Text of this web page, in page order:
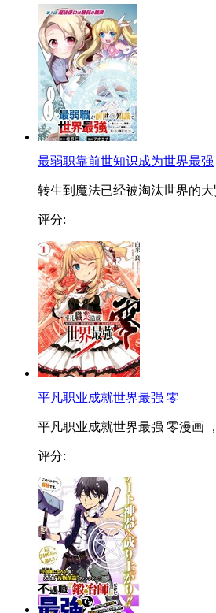
最弱职靠前世知识成为世界最强
转生到魔法已经被淘汰世界的
评分:
平凡职业成就世界最强 零
平凡职业成就世界最强 零漫画
评分: